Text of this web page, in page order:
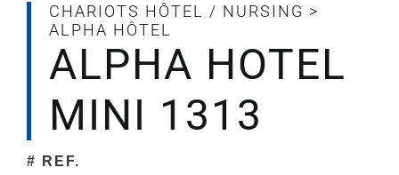
Documentations
Société
CHARIOTS HÔTEL / NURSING >
ALPHA HÔTEL
ALPHA HOTEL
MINI 1313
# REF.